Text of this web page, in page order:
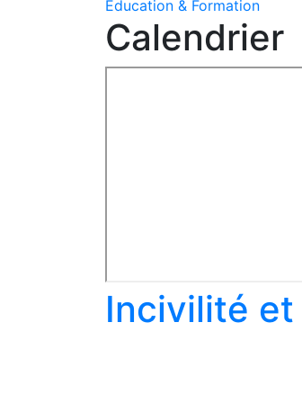
Education & Formation
Calendrier
Incivilité